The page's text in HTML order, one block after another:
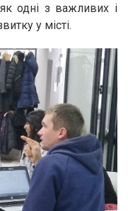
одні з важливих і
у місті.